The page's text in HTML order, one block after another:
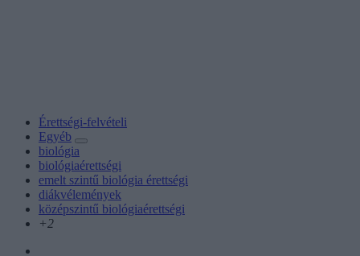
Érettségi-felvételi
Egyéb
biológia
biológiaérettségi
emelt szintű biológia érettségi
diákvélemények
középszintű biológiaérettségi
+2